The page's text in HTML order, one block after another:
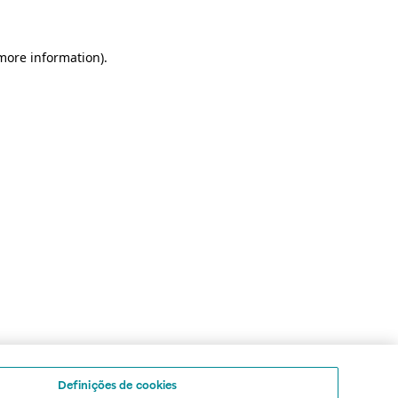
information).
Definições de cookies